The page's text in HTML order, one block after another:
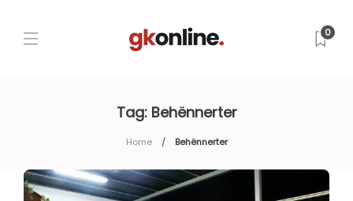
0
Tag: Behënnerter
Home Behënnerter